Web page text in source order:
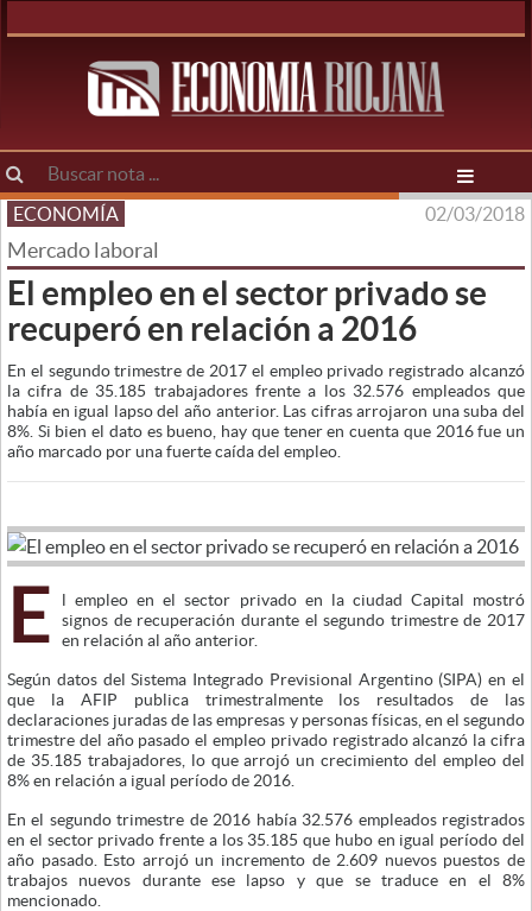
ECONOMÍA 02/03/2018
Mercado laboral
El empleo en el sector privado se
recuperó en relación a 2016
En el segundo trimestre de 2017 el empleo privado registrado alcanzó
la cifra de 35.185 trabajadores frente a los 32.576 empleados que
había en igual lapso del año anterior. Las cifras arrojaron una suba del
8%. Si bien el dato es bueno, hay que tener en cuenta que 2016 fue un
año marcado por una fuerte caída del empleo.
E
l empleo en el sector privado en la ciudad Capital mostró
signos de recuperación durante el segundo trimestre de 2017
en relación al año anterior.
Según datos del Sistema Integrado Previsional Argentino (SIPA) en el
que la AFIP publica trimestralmente los resultados de las
declaraciones juradas de las empresas y personas físicas, en el segundo
trimestre del año pasado el empleo privado registrado alcanzó la cifra
de 35.185 trabajadores, lo que arrojó un crecimiento del empleo del
8% en relación a igual período de 2016.
En el segundo trimestre de 2016 había 32.576 empleados registrados
en el sector privado frente a los 35.185 que hubo en igual período del
año pasado. Esto arrojó un incremento de 2.609 nuevos puestos de
trabajos nuevos durante ese lapso y que se traduce en el 8%
mencionado.